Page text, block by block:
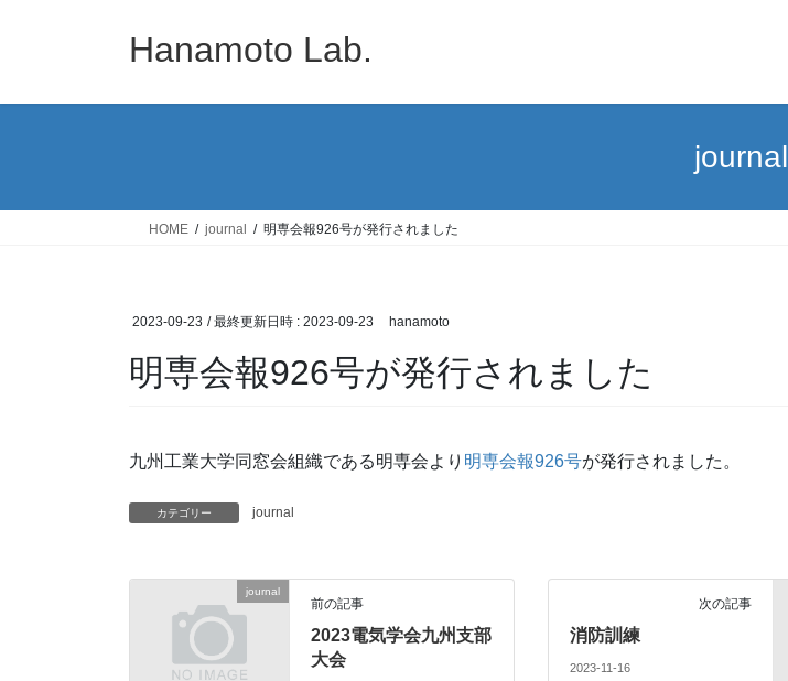
Hanamoto Lab.
journal
HOME journal 明専会報926号が発行されました
2023-09-23 / 最終更新日時 : 2023-09-23 hanamoto
明専会報926号が発行されました
九州工業大学同窓会組織である明専会より 明専会報926号が発行されました。
カテゴリー journal
journal
前の記事
2023電気学会九州支部
大会
次の記事
消防訓練
2023-11-16